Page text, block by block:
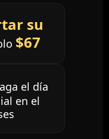
su
$67
el día
en el